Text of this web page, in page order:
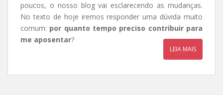
poucos, o nosso blog vai esclarecendo as mudanças.
No texto de hoje iremos responder uma dúvida muito
comum: por quanto tempo preciso contribuir para
me aposentar?
LEIA MAIS